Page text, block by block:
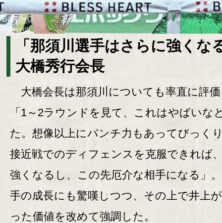
「那須川選手はさらに強くな
大橋秀行会長
大橋会長は那須川についても率直に評
「1～2ラウンドを見て、これはやばいな
た。想像以上にパンチ力もあってびっく
接近戦でのディフェンスを克服できれば
強くなるし、この先厄介な相手になる」
手の成長にも驚嘆しつつ、その上で井上
った価値を改めて強調した。